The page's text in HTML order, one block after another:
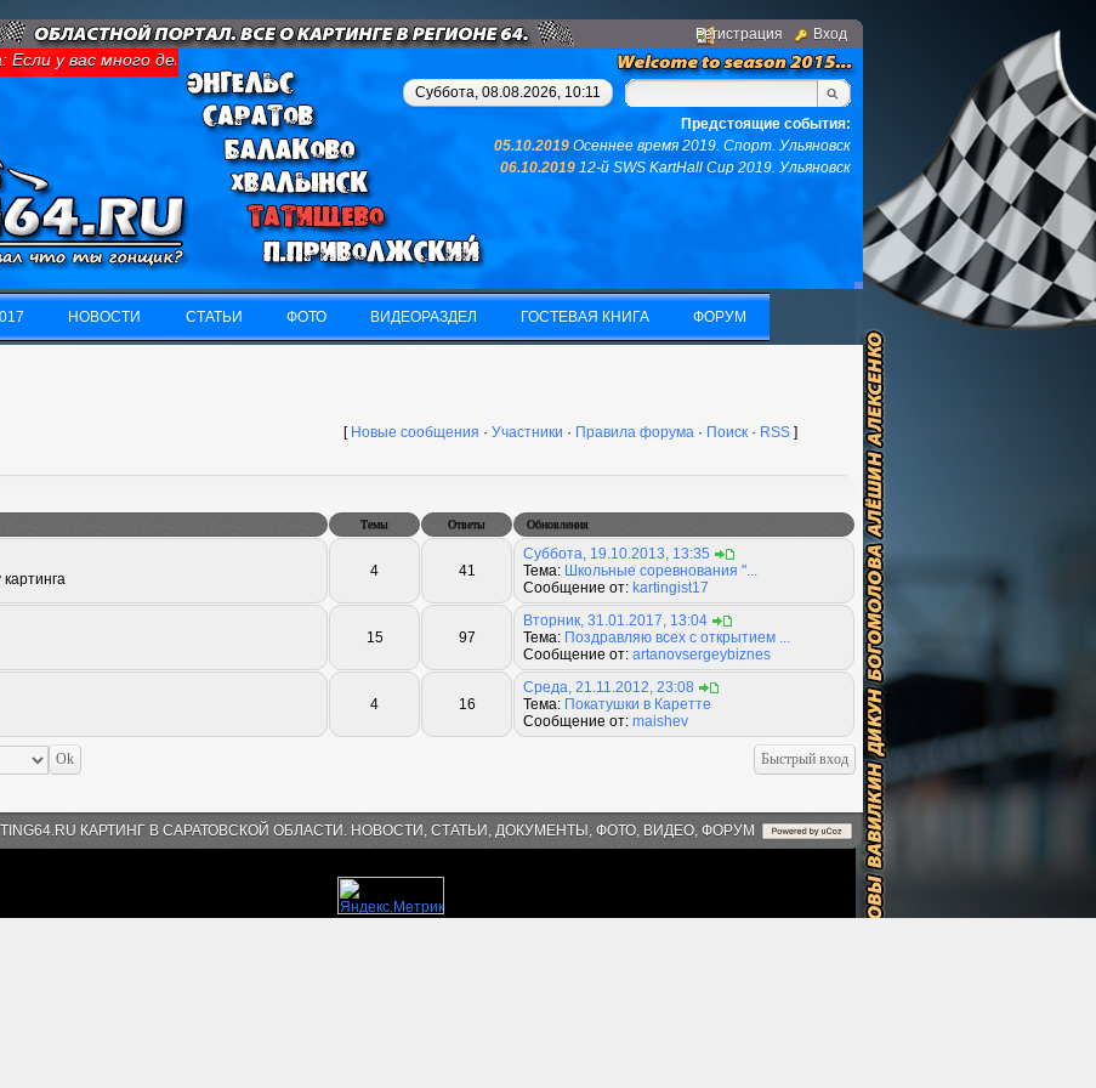
Регистрация Вход
Если у вас много денег и свободного времени - займитесь картингом, у вас не останется ни того ни другого...(с)интернет.
Суббота, 08.08.2026, 10:11
Предстоящие события:
05.10.2019 Осеннее время 2019. Спорт. Ульяновск
06.10.2019 12-й SWS KartHall Cup 2019. Ульяновск
НОВОСТИ СТАТЬИ ФОТО ВИДЕОРАЗДЕЛ ГОСТЕВАЯ КНИГА ФОРУМ
[ Новые сообщения · Участники · Правила форума · Поиск · RSS ]
Темы Ответы Обновления
4 41
Суббота, 19.10.2013, 13:35
Тема: Школьные соревнования "...
Сообщение от: kartingist17
15 97
Вторник, 31.01.2017, 13:04
Тема: Поздравляю всех с открытием ...
Сообщение от: artanovsergeybiznes
4 16
Среда, 21.11.2012, 23:08
Тема: Покатушки в Каретте
Сообщение от: maishev
КАРТИНГ В САРАТОВСКОЙ ОБЛАСТИ. НОВОСТИ, СТАТЬИ, ДОКУМЕНТЫ, ФОТО, ВИДЕО, ФОРУМ